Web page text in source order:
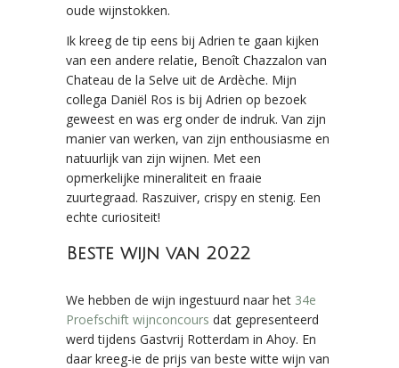
oude wijnstokken.
Ik kreeg de tip eens bij Adrien te gaan kijken
van een andere relatie, Benoît Chazzalon van
Chateau de la Selve uit de Ardèche. Mijn
collega Daniël Ros is bij Adrien op bezoek
geweest en was erg onder de indruk. Van zijn
manier van werken, van zijn enthousiasme en
natuurlijk van zijn wijnen. Met een
opmerkelijke mineraliteit en fraaie
zuurtegraad. Raszuiver, crispy en stenig. Een
echte curiositeit!
Beste wijn van 2022
We hebben de wijn ingestuurd naar het 34e
Proefschift wijnconcours dat gepresenteerd
werd tijdens Gastvrij Rotterdam in Ahoy. En
daar kreeg-ie de prijs van beste witte wijn van